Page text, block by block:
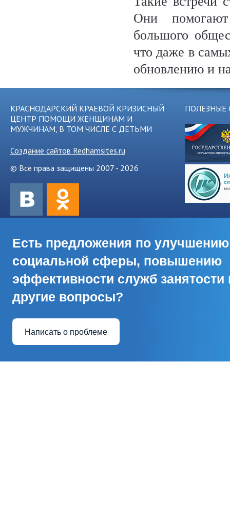
Они
большого
что даже в
обновлению и
КРАСНОДАРСКИЙ КРАЕВОЙ КРИЗИСНЫЙ
ЦЕНТР ПОМОЩИ ЖЕНЩИНАМ И
МУЖЧИНАМ, В ТОМ ЧИСЛЕ С ДЕТЬМИ
Создание сайтов Redhamsites.ru
© Все права защищены 2007 - 2026
ПОЛЕЗНЫЕ
Есть предложения по улучшению
социальной сферы, повышению
эффективности служб занятости
другие вопросы?
Написать о проблеме